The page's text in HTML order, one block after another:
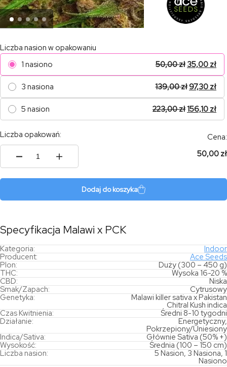
Liczba nasion w opakowaniu
1 nasiono
50,00zł 35,00 zł
3 nasiona 139,00zł97,30 zł
5 nasion 223,00zł156,10 zł
Liczba opakowań:
ilość
Cena:
50,00 zł
Dodaj do koszyka
Specyfikacja Malawi x PCK
Kategoria:
Indoor
Producent:
Ace Seeds
Plon:
Duży (300 – 450 g)
THC:
Wysoka 16-20 %
CBD:
Niska
Smak/Zapach:
Cytrusowy
Genetyka:
Malawi killer sativa x Pakistan
Chitral Kush indica
Czas Kwitnienia:
Średni 8-10 tygodni
Działanie:
Energetyczny,
Pokrzepiony/Uniesiony
Indica/Sativa:
Głównie Sativa (50% +)
Wysokość:
Średnia (100 – 150 cm)
Liczba nasion:
5 Nasion, 3 Nasiona, 1
Nasiono